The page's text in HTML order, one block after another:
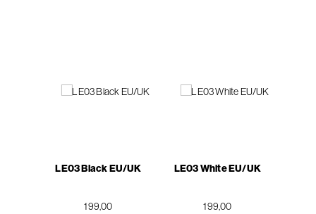
LE03 Black EU/UK
199,00
LE03 White EU/UK
199,00